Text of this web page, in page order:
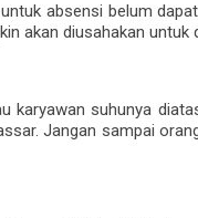
absensi belum
akan diusahakan untuk
karyawan suhunya
Jangan sampai